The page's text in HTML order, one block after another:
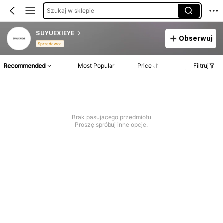
Szukaj w sklepie
SUYUEXIEYE
Sprzedawca
Obserwuj
Recommended Most Popular Price Filtruj
Brak pasujacego przedmiotu
Proszę spróbuj inne opcje.